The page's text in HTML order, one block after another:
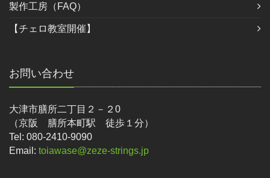
製作工房（FAQ）
【チェロ教室開催】
お問い合わせ
大津市膳所二丁目２－２0
（京阪 膳所本町駅 徒歩１分）
Tel: 080-2410-9090
Email: toiawase@zeze-strings.jp